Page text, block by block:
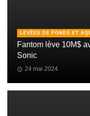
LEVÉES DE FONDS ET
Fantom lève 10M$
Sonic
24 mai 2024